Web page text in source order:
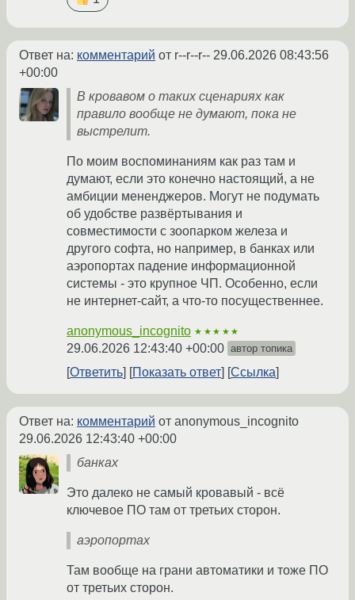
Ответ на: комментарий от r--r--r-- 29.06.2026 08:43:56
+00:00
В кровавом о таких сценариях как
правило вообще не думают, пока не
выстрелит.
По моим воспоминаниям как раз там и
думают, если это конечно настоящий, а не
амбиции мененджеров. Могут не подумать
об удобстве развёртывания и
совместимости с зоопарком железа и
другого софта, но например, в банках или
аэропортах падение информационной
системы - это крупное ЧП. Особенно, если
не интернет-сайт, а что-то посущественнее.
anonymous_incognito ★★★★★
29.06.2026 12:43:40 +00:00 автор топика
Ответить Показать ответ Ссылка
Ответ на: комментарий от anonymous_incognito
29.06.2026 12:43:40 +00:00
банках
Это далеко не самый кровавый - всё
ключевое ПО там от третьих сторон.
аэропортах
Там вообще на грани автоматики и тоже ПО
от третьих сторон.